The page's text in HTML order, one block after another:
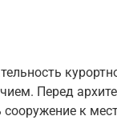
Перед
сооружение к